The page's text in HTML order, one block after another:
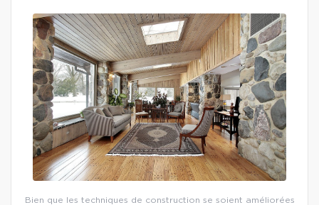
Bien que les techniques de construction se soient améliorées